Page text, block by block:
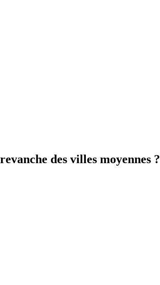
des villes moyennes ?